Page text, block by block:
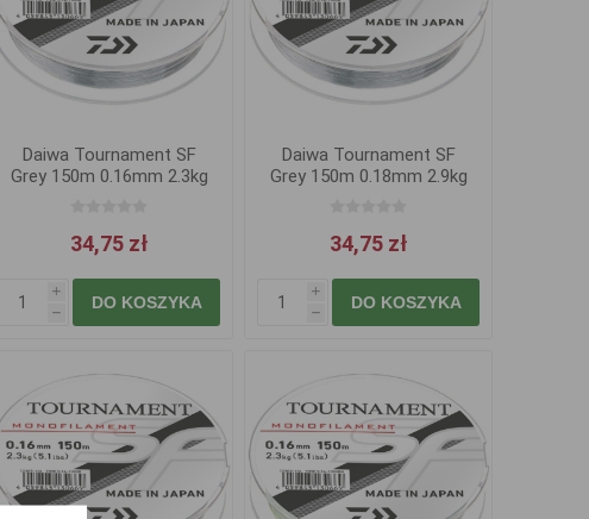
Daiwa Tournament SF
Grey 150m 0.16mm 2.3kg
34,75 zł
i
h
DO KOSZYKA
Daiwa Tournament SF
Grey 150m 0.18mm 2.9kg
34,75 zł
i
h
DO KOSZYKA